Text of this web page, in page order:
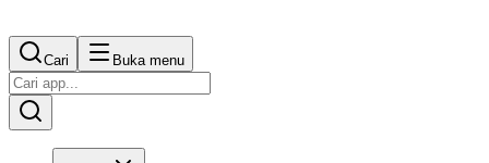
Cari Buka menu